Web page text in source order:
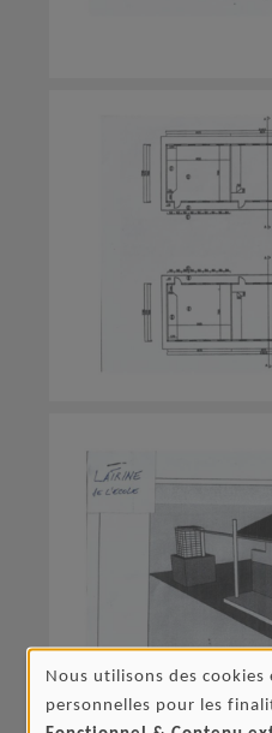
UTILISATION
Nous utilisons des
personnelles pour les